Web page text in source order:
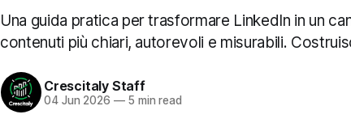
Una guida pratica per trasformare LinkedIn in un
contenuti più chiari, autorevoli e misurabili.
Crescitaly Staff
04 Jun 2026 —5 min read